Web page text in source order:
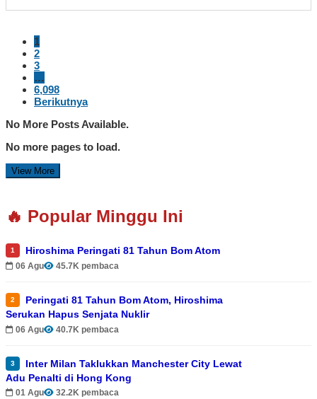
1
2
3
…
6,098
Berikutnya
No More Posts Available.
No more pages to load.
View More
🔥 Popular Minggu Ini
1 Hiroshima Peringati 81 Tahun Bom Atom
06 Agu 45.7K pembaca
2
Peringati 81 Tahun Bom Atom, Hiroshima
Serukan Hapus Senjata Nuklir
06 Agu 40.7K pembaca
3
Inter Milan Taklukkan Manchester City Lewat
Adu Penalti di Hong Kong
01 Agu 32.2K pembaca